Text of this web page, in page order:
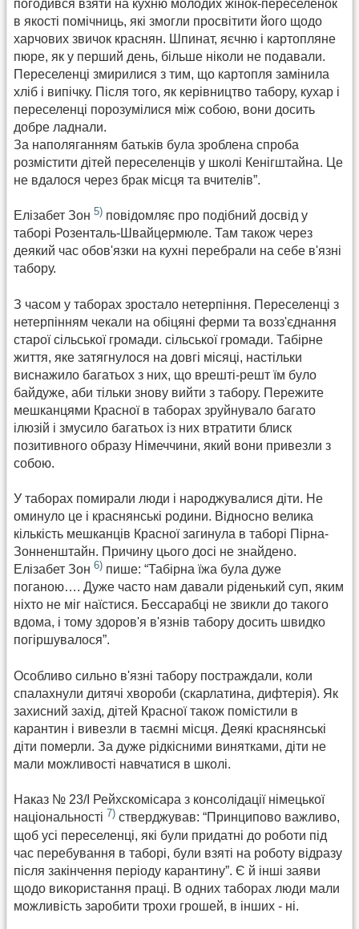
погодився взяти на кухню молодих жінок-переселенок
в якості помічниць, які змогли просвітити його щодо
харчових звичок краснян. Шпинат, яєчню і картопляне
пюре, як у перший день, більше ніколи не подавали.
Переселенці змирилися з тим, що картопля замінила
хліб і випічку. Після того, як керівництво табору, кухар і
переселенці порозумілися між собою, вони досить
добре ладнали.
За наполяганням батьків була зроблена спроба
розмістити дітей переселенців у школі Кенігштайна. Це
не вдалося через брак місця та вчителів”.
Елізабет Зон 5) повідомляє про подібний досвід у
таборі Розенталь-Швайцермюле. Там також через
деякий час обов'язки на кухні перебрали на себе в'язні
табору.
З часом у таборах зростало нетерпіння. Переселенці з
нетерпінням чекали на обіцяні ферми та возз'єднання
старої сільської громади. сільської громади. Табірне
життя, яке затягнулося на довгі місяці, настільки
виснажило багатьох з них, що врешті-решт їм було
байдуже, аби тільки знову вийти з табору. Пережите
мешканцями Красної в таборах зруйнувало багато
ілюзій і змусило багатьох із них втратити блиск
позитивного образу Німеччини, який вони привезли з
собою.
У таборах помирали люди і народжувалися діти. Не
оминуло це і краснянські родини. Відносно велика
кількість мешканців Красної загинула в таборі Пірна-
Зонненштайн. Причину цього досі не знайдено.
Елізабет Зон 6) пише: “Табірна їжа була дуже
поганою…. Дуже часто нам давали ріденький суп, яким
ніхто не міг наїстися. Бессарабці не звикли до такого
вдома, і тому здоров'я в'язнів табору досить швидко
погіршувалося”.
Особливо сильно в'язні табору постраждали, коли
спалахнули дитячі хвороби (скарлатина, дифтерія). Як
захисний захід, дітей Красної також помістили в
карантин і вивезли в таємні місця. Деякі краснянські
діти померли. За дуже рідкісними винятками, діти не
мали можливості навчатися в школі.
Наказ № 23/I Рейхскомісара з консолідації німецької
національності 7) стверджував: “Принципово важливо,
щоб усі переселенці, які були придатні до роботи під
час перебування в таборі, були взяті на роботу відразу
після закінчення періоду карантину”. Є й інші заяви
щодо використання праці. В одних таборах люди мали
можливість заробити трохи грошей, в інших - ні.